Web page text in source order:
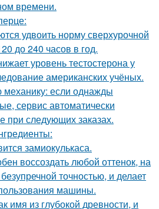
времени.
удвоить норму сверхурочной
до 240 часов в год.
уровень тестостерона у
американских учёных.
механику: если однажды
сервис автоматически
при следующих заказах.
замиокулькаса.
воссоздать любой оттенок, на
точностью, и делает
машины.
имя из глубокой древности, и